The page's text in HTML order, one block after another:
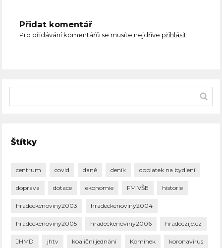
Přidat komentář
Pro přidávání komentářů se musíte nejdříve přihlásit
Štítky
centrum covid daně deník doplatek na bydlení
doprava dotace ekonomie FM VŠE historie
hradeckenoviny2003 hradeckenoviny2004
hradeckenoviny2005 hradeckenoviny2006 hradeczije.cz
JHMD jhtv koaliční jednání Komínek koronavirus